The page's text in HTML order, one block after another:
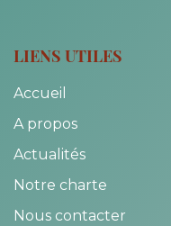
LIENS UTILES
Accueil
A propos
Actualités
Notre charte
Nous contacter